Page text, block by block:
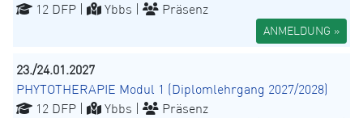
12 DFP |
Ybbs | Präsenz
ANMELDUNG »
23./24.01.2027
PHYTOTHERAPIE Modul 1 (Diplomlehrgang 2027/2028)
12 DFP |
Ybbs | Präsenz